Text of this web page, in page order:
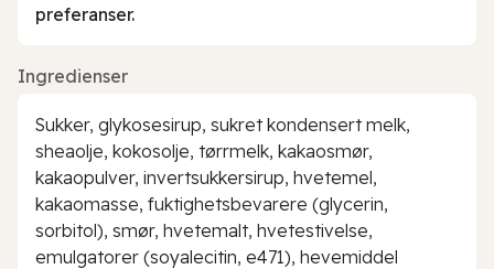
preferanser.
Ingredienser
Sukker, glykosesirup, sukret kondensert melk,
sheaolje, kokosolje, tørrmelk, kakaosmør,
kakaopulver, invertsukkersirup, hvetemel,
kakaomasse, fuktighetsbevarere (glycerin,
sorbitol), smør, hvetemalt, hvetestivelse,
emulgatorer (soyalecitin, e471), hevemiddel